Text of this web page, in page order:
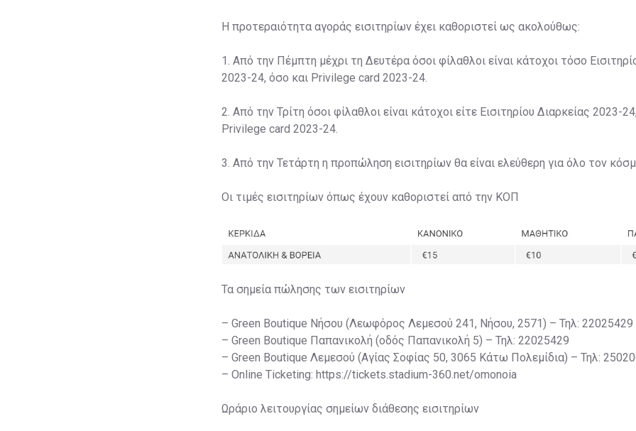
Η προτεραιότητα αγοράς εισιτηρίων έχει καθοριστεί ως ακολούθως:
1. Από την Πέμπτη μέχρι τη Δευτέρα όσοι φίλαθλοι είναι κάτοχοι τόσο
2023-24, όσο και Privilege card 2023-24.
2. Από την Τρίτη όσοι φίλαθλοι είναι κάτοχοι είτε Εισιτηρίου Διαρκείας 2023-
Privilege card 2023-24.
3. Από την Τετάρτη η προπώληση εισιτηρίων θα είναι ελεύθερη για όλο τον
Οι τιμές εισιτηρίων όπως έχουν καθοριστεί από την ΚΟΠ
Τα σημεία πώλησης των εισιτηρίων
– Green Boutique Νήσου (Λεωφόρος Λεμεσού 241, Νήσου, 2571) – Τηλ: 22025429
– Green Boutique Παπανικολή (οδός Παπανικολή 5) – Τηλ: 22025429
– Green Boutique Λεμεσού (Αγίας Σοφίας 50, 3065 Κάτω Πολεμίδια) – Τηλ:
– Online Ticketing: https://tickets.stadium-360.net/omonoia
Ωράριο λειτουργίας σημείων διάθεσης εισιτηρίων